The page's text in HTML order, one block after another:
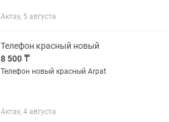
Актау, 5 августа
Телефон красный новый
8 500 ₸
Телефон новый красный Arpat
Актау, 4 августа